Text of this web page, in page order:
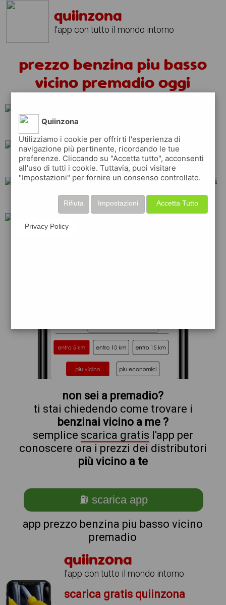
quiinzona
l'app con tutto il mondo intorno
prezzo benzina piu basso
vicino premadio oggi
q8 total erg
shell api
non sei a premadio?
ti stai chiedendo come trovare i
benzinai vicino a me ?
semplice scarica gratis l'app per
conoscere ora i prezzi dei distributori
più vicino a te
⛽ scarica app
app prezzo benzina piu basso vicino
premadio
quiinzona
l'app con tutto il mondo intorno
scarica gratis quiinzona
Quiinzona
Utilizziamo i cookie per offrirti l'esperienza di
navigazione più pertinente, ricordando le tue
preferenze. Cliccando su "Accetta tutto", acconsenti
all'uso di tutti i cookie. Tuttavia, puoi visitare
"Impostazioni" per fornire un consenso controllato.
Accetta Tutto
Impostazioni
Rifiuta
Privacy Policy